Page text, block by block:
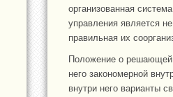
организованная
управления является
правильная их
Положение о решающей
него закономерной
внутри него варианты